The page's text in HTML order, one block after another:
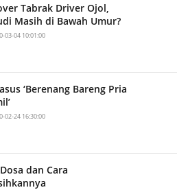
Tabrak Driver Ojol,
Masih di Bawah Umur?
03-04 10:01:00
‘Berenang Bareng Pria
02-24 16:30:00
dan Cara